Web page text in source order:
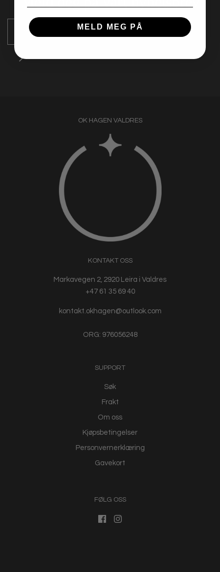
OK HAGEN VALDRES
KONTAKT OSS
Markavegen 2, 2920 Leira i Valdres
+47 61 35 69 40
kontakt.okhagen@outlook.com
ORG: 976056248
SUPPORT
Søk
Frakt
Om oss
Kjøpsbetingelser
Personvernerklæring
Gavekort
FØLG OSS
MELD MEG PÅ